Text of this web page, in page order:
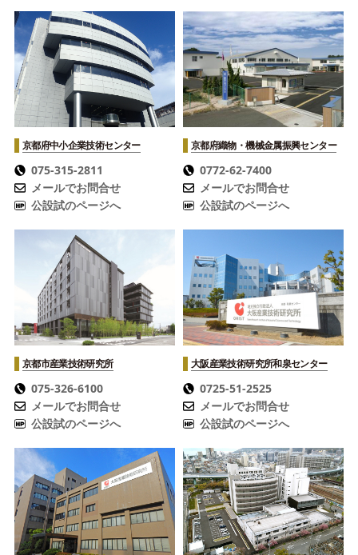
京都府中小企業技術センター
075-315-2811
メールでお問合せ
公設試のページへ
京都府織物・機械金属振興センター
0772-62-7400
メールでお問合せ
公設試のページへ
京都市産業技術研究所
075-326-6100
メールでお問合せ
公設試のページへ
大阪産業技術研究所和泉センター
0725-51-2525
メールでお問合せ
公設試のページへ